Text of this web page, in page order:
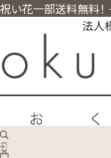
祝い花一部送料無料！
法人